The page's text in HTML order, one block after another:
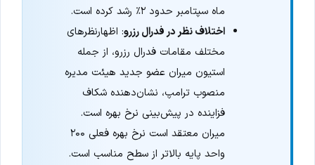
ماه سپتامبر حدود ۲٪ رشد کرده است.
اختلاف نظر در فدرال رزرو: اظهارنظرهای
مختلف مقامات فدرال رزرو، از جمله
استیون میران عضو جدید هیئت مدیره
منصوب ترامپ، نشان‌دهنده شکاف
فزاینده در پیش‌بینی نرخ بهره است.
میران معتقد است نرخ بهره فعلی ۲۰۰
واحد پایه بالاتر از سطح مناسب است.